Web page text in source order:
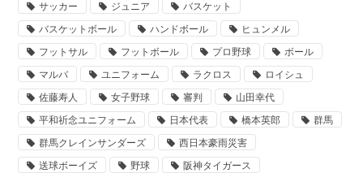
サッカー
ジュニア
バスケット
バスケットボール
ハンドボール
ヒュンメル
フットサル
フットボール プロ野球
ボール
マルバ
ユニフォーム ラクロス
ロイシュ
佐藤寿人
女子野球 審判
山田幸代
平和祈念ユニフォーム
日本代表 橋本英郎
群馬
群馬クレインサンダーズ
西日本豪雨災害
送球ボーイズ
野球 阪神タイガース